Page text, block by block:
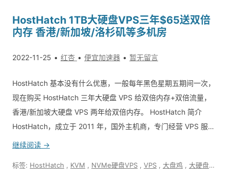
HostHatch 1TB大硬盘VPS三年$65送双倍
内存 香港/新加坡/洛杉矶等多机房
2022-11-25 红杏 便宜加速器 暂无留言
HostHatch 基本没有什么优惠，一般每年黑色星期五期间一次，
现在购买 HostHatch 三年大硬盘 VPS 给双倍内存+双倍流量，
香港/新加坡大硬盘 VPS 两年给双倍内存。 HostHatch 简介
HostHatch，成立于 2011 年，国外主机商，专门经营 VPS 服…
继续阅读 →
标签: HostHatch KVM NVMe硬盘VPS VPS 大盘鸡 大硬盘VPS